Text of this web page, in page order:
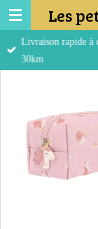
Passer
au
contenu
Les
Livraison rapide à
30km